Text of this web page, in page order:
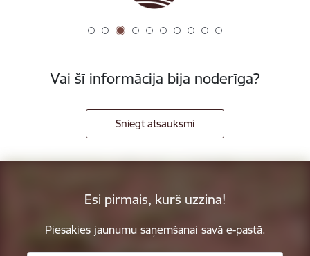
Vai šī informācija bija noderīga?
Sniegt atsauksmi
Esi pirmais, kurš uzzina!
Piesakies jaunumu saņemšanai savā e-pastā.